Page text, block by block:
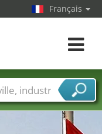
Français
Toggle
Secteurs de foire